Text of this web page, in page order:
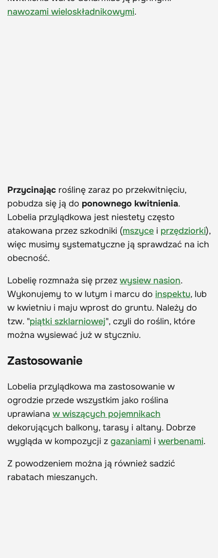
nawozami wieloskładnikowymi.
Przycinając roślinę zaraz po przekwitnięciu,
pobudza się ją do ponownego kwitnienia.
Lobelia przylądkowa jest niestety często
atakowana przez szkodniki (mszyce i przędziorki),
więc musimy systematyczne ją sprawdzać na ich
obecność.
Lobelię rozmnaża się przez wysiew nasion.
Wykonujemy to w lutym i marcu do inspektu, lub
w kwietniu i maju wprost do gruntu. Należy do
tzw. "piątki szklarniowej", czyli do roślin, które
można wysiewać już w styczniu.
Zastosowanie
Lobelia przylądkowa ma zastosowanie w
ogrodzie przede wszystkim jako roślina
uprawiana w wiszących pojemnikach
dekorujących balkony, tarasy i altany. Dobrze
wygląda w kompozycji z gazaniami i werbenami.
Z powodzeniem można ją również sadzić
rabatach mieszanych.